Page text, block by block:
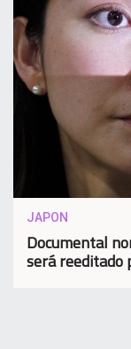
JAPON
Documental
será reeditado